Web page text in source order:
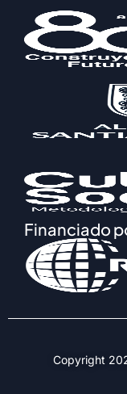
Financiado
Copyright